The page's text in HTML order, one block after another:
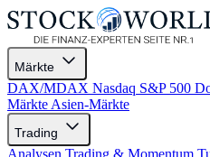
Märkte
DAX/MDAX Nasdaq S&P 500
Märkte Asien-Märkte
Trading
Analysen Trading & Momentum